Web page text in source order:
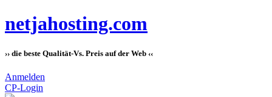
netjahosting.com
›› die beste Qualität-Vs. Preis auf der Web ‹‹
Anmelden
CP-Login